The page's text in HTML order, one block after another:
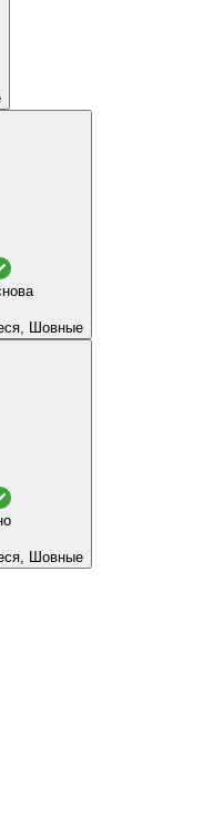
Магнитные, Моющиеся, Самоклеящиеся, Шовные
Магнитные, Моющиеся, Самоклеящиеся, Шовные